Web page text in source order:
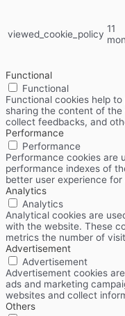
viewed_cookie_policy 11
Functional
Functional
Functional cookies help
sharing the content of
collect feedbacks, and
Performance
Performance
Performance cookies are
performance indexes of
better user experience
Analytics
Analytics
Analytical cookies are
with the website. These
metrics the number of
Advertisement
Advertisement
Advertisement cookies
ads and marketing
websites and collect
Others